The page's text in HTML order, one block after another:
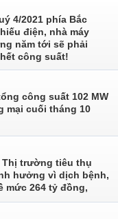
4/2021 phía Bắc
điện, nhà máy
năm tới sẽ phải
công suất!
công suất 102 MW
mại cuối tháng 10
Thị trường tiêu thụ
hưởng vì dịch bệnh,
mức 264 tỷ đồng,